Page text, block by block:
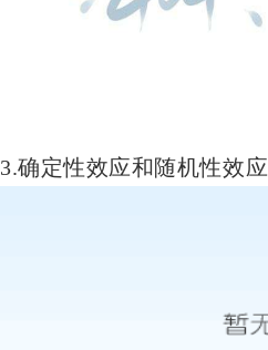
3.确定性效应和随机性效应